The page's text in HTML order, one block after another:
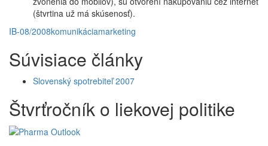
(štvrtina už má skúsenosť).
IB-08/2008komunikáciamarketing
Súvisiace články
Slovenský spotrebiteľ 2007
Štvrťročník o liekovej politike